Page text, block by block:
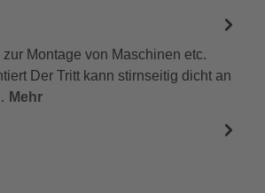
Montage von Maschinen etc.
Der Tritt kann stirnseitig dicht an
Mehr